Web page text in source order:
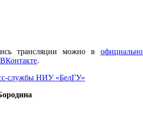
трансляции можно в
.
службы НИУ «БелГУ»